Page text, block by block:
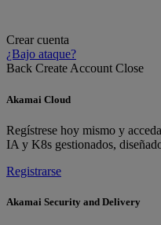
Crear cuenta
¿Bajo ataque?
Back Create Account Close
Akamai Cloud
Regístrese hoy mismo y
IA y K8s gestionados,
Registrarse
Akamai Security and Delivery